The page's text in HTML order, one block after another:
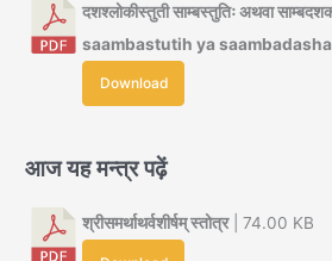
दशश्लोकीस्तुती साम्बस्तुतिः अथवा
saambastutih ya
Download
आज यह मन्त्र पढ़ें
श्रीसमर्थाथर्वशीर्षम् स्तोत्र| 74.00 KB